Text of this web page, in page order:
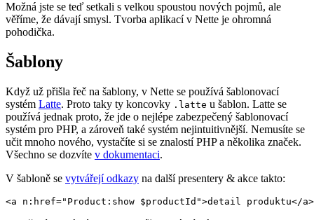
Možná jste se teď setkali s velkou spoustou nových pojmů, ale
věříme, že dávají smysl. Tvorba aplikací v Nette je ohromná
pohodička.
Šablony
Když už přišla řeč na šablony, v Nette se používá šablonovací
systém Latte. Proto taky ty koncovky .latte u šablon. Latte se
používá jednak proto, že jde o nejlépe zabezpečený šablonovací
systém pro PHP, a zároveň také systém nejintuitivnější. Nemusíte se
učit mnoho nového, vystačíte si se znalostí PHP a několika značek.
Všechno se dozvíte v dokumentaci.
V šabloně se vytvářejí odkazy na další presentery & akce takto: